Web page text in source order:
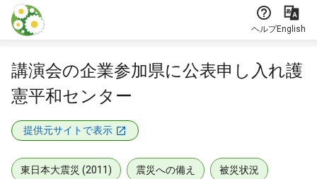
本文に飛ぶ
ヘルプEnglish
講演会の企業参加県に公表申し入れ護
憲平和センター
提供元サイトで表示
東日本大震災 (2011) 震災への備え 被災状況